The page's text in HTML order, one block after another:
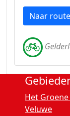
Naar route
Het
Veluwe